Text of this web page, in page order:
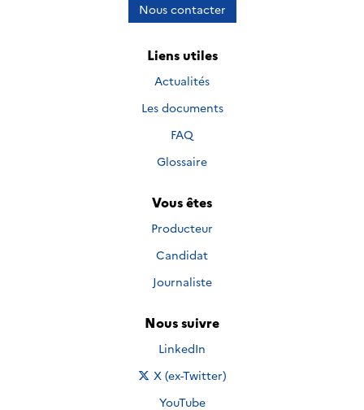
Nous contacter
Liens utiles
Actualités
Les documents
FAQ
Glossaire
Vous êtes
Producteur
Candidat
Journaliste
Nous suivre
Nous suivre sur
LinkedIn
Nous suivre sur
X (ex-Twitter)
Nous suivre sur
YouTube